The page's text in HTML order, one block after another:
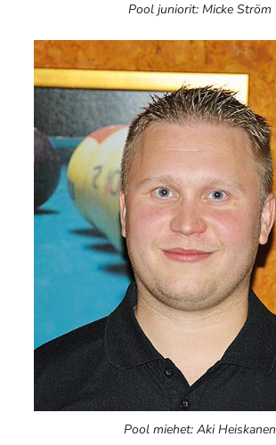
Pool juniorit: Micke Ström
Pool miehet: Aki Heiskanen